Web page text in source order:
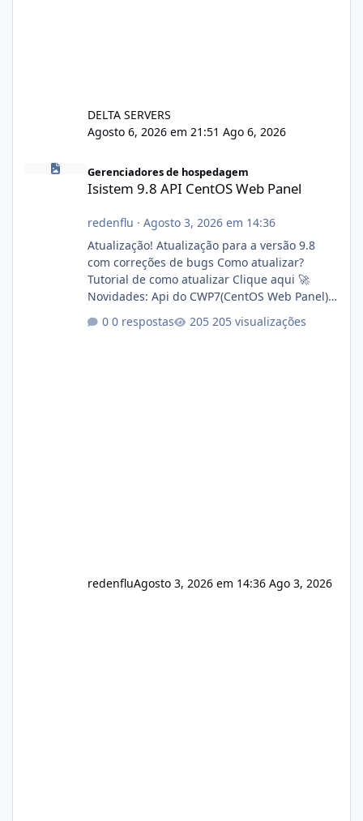
DELTA SERVERS
Agosto 6, 2026 em 21:51 Ago 6, 2026
Gerenciadores de hospedagem
Isistem 9.8 API CentOS Web Panel
redenflu · Agosto 3, 2026 em 14:36
Atualização! Atualização para a versão 9.8
com correções de bugs Como atualizar?
Tutorial de como atualizar Clique aqui 🚀
Novidades: Api do CWP7(CentOS Web Panel)
autorizado a usasr o isistem:
0 respostas 205 visualizações
redenfluAgosto 3, 2026 em 14:36 Ago 3, 2026